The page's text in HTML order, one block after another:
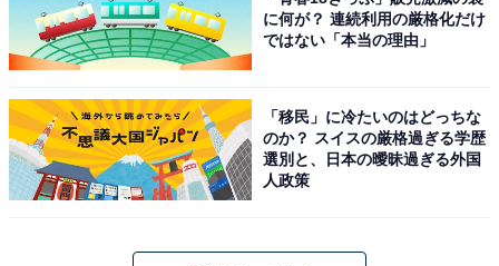
に何が？ 連続利用の厳格化だけ
ではない「本当の理由」
「移民」に冷たいのはどっちな
のか？ スイスの厳格過ぎる学歴
選別と、日本の曖昧過ぎる外国
人政策